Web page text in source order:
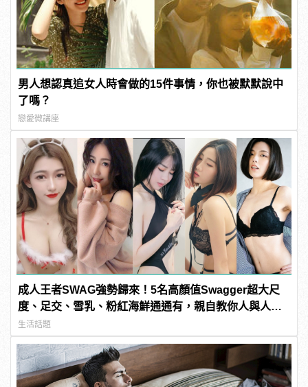
男人想認真追女人時會做的15件事情，你也被默默說中
了嗎？
戀愛微講座
成人王者SWAG強勢歸來！5名高顏值Swagger超大尺
度、足交、雪乳、粉紅海鮮通通有，親自教你人與人的
連結！ | manfashion這樣變型男
生活話題